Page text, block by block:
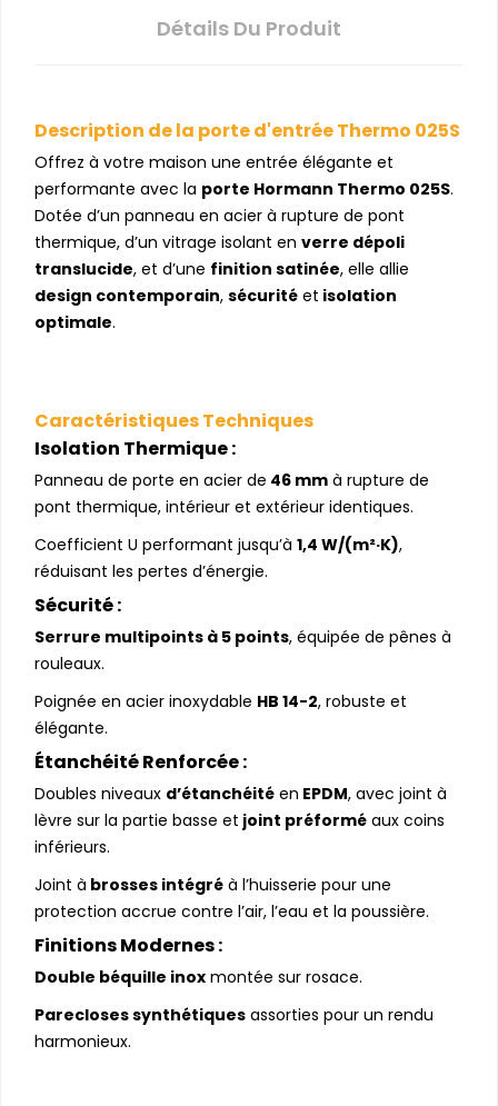
Détails Du Produit
Description de la porte d'entrée Thermo 025S
Offrez à votre maison une entrée élégante et
performante avec la porte Hormann Thermo 025S.
Dotée d’un panneau en acier à rupture de pont
thermique, d’un vitrage isolant en verre dépoli
translucide, et d’une finition satinée, elle allie
design contemporain, sécurité et isolation
optimale.
Caractéristiques Techniques
Isolation Thermique :
Panneau de porte en acier de 46 mm à rupture de
pont thermique, intérieur et extérieur identiques.
Coefficient U performant jusqu’à 1,4 W/(m²·K),
réduisant les pertes d’énergie.
Sécurité :
Serrure multipoints à 5 points, équipée de pênes à
rouleaux.
Poignée en acier inoxydable HB 14-2, robuste et
élégante.
Étanchéité Renforcée :
Doubles niveaux d’étanchéité en EPDM, avec joint à
lèvre sur la partie basse et joint préformé aux coins
inférieurs.
Joint à brosses intégré à l’huisserie pour une
protection accrue contre l’air, l’eau et la poussière.
Finitions Modernes :
Double béquille inox montée sur rosace.
Parecloses synthétiques assorties pour un rendu
harmonieux.